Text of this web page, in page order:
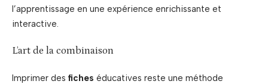
l’apprentissage en une expérience enrichissante et
interactive.
L’art de la combinaison
Imprimer des fiches éducatives reste une méthode